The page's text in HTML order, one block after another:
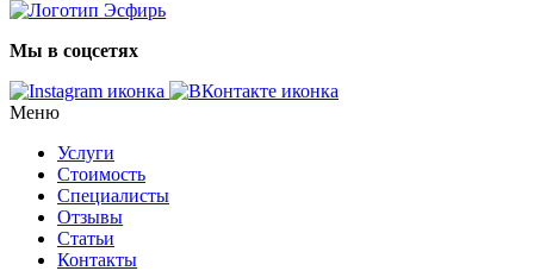
Мы в соцсетях
Меню
Услуги
Стоимость
Специалисты
Отзывы
Статьи
Контакты